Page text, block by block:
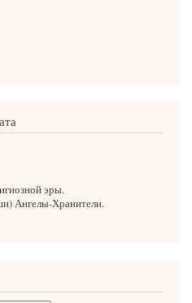
эры.
Ангелы-Хранители.